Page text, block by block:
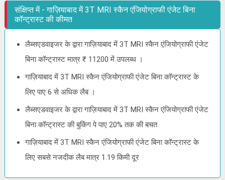
संक्षिप्त में - गाज़ियाबाद में 3T MRI स्कैन एंजियोग्राफी एंजेट बिना
कॉन्ट्रास्ट की कीमत
लैब्सएडवाइजर के द्वारा गाज़ियाबाद में 3T MRI स्कैन एंजियोग्राफी एंजेट
बिना कॉन्ट्रास्ट मात्र ₹ 11200 में उपलब्ध ।
गाज़ियाबाद में 3T MRI स्कैन एंजियोग्राफी एंजेट बिना कॉन्ट्रास्ट के
लिए पाए 6 से अधिक लैब ।
लैब्सएडवाइजर के द्वारा गाज़ियाबाद में 3T MRI स्कैन एंजियोग्राफी एंजेट
बिना कॉन्ट्रास्ट की बुकिंग पे पाए 20% तक की बचत
गाज़ियाबाद में 3T MRI स्कैन एंजियोग्राफी एंजेट बिना कॉन्ट्रास्ट के
लिए सबसे नजदीक लैब मात्र 1.19 किमी दूर